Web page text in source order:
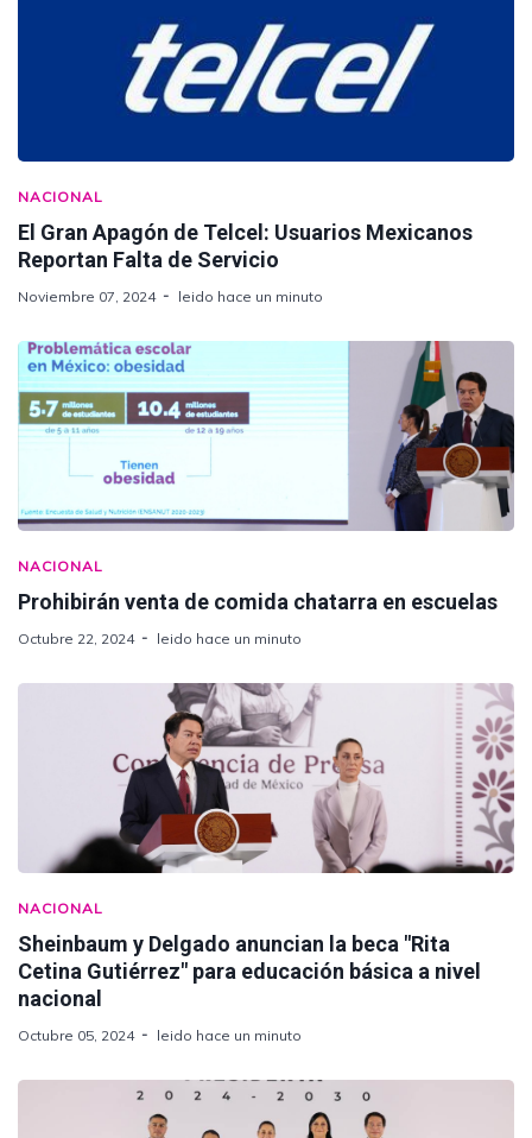
NACIONAL
El Gran Apagón de Telcel: Usuarios Mexicanos
Reportan Falta de Servicio
Noviembre 07, 2024 leido hace un minuto
NACIONAL
Prohibirán venta de comida chatarra en escuelas
Octubre 22, 2024 leido hace un minuto
NACIONAL
Sheinbaum y Delgado anuncian la beca "Rita
Cetina Gutiérrez" para educación básica a nivel
nacional
Octubre 05, 2024 leido hace un minuto